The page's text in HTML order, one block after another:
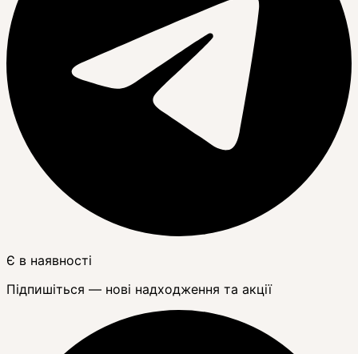
Є в наявності
Підпишіться — нові надходження та акції